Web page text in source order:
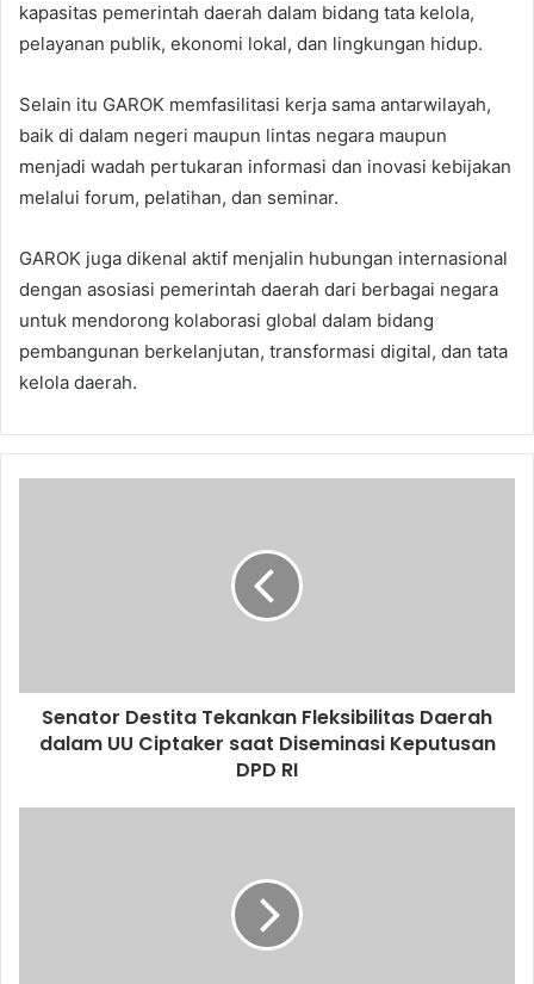
kapasitas pemerintah daerah dalam bidang tata kelola,
pelayanan publik, ekonomi lokal, dan lingkungan hidup.
Selain itu GAROK memfasilitasi kerja sama antarwilayah,
baik di dalam negeri maupun lintas negara maupun
menjadi wadah pertukaran informasi dan inovasi kebijakan
melalui forum, pelatihan, dan seminar.
GAROK juga dikenal aktif menjalin hubungan internasional
dengan asosiasi pemerintah daerah dari berbagai negara
untuk mendorong kolaborasi global dalam bidang
pembangunan berkelanjutan, transformasi digital, dan tata
kelola daerah.
Senator Destita Tekankan Fleksibilitas Daerah
dalam UU Ciptaker saat Diseminasi Keputusan
DPD RI